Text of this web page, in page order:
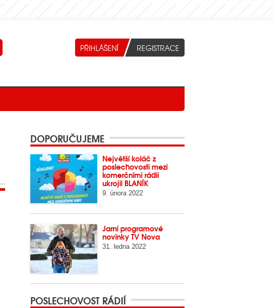
DOPORUČUJEME
Největší koláč z
poslechovosti mezi
komerčními rádii
ukrojil BLANÍK
9. února 2022
Jarní programové
novinky TV Nova
31. ledna 2022
POSLECHOVOST RÁDIÍ